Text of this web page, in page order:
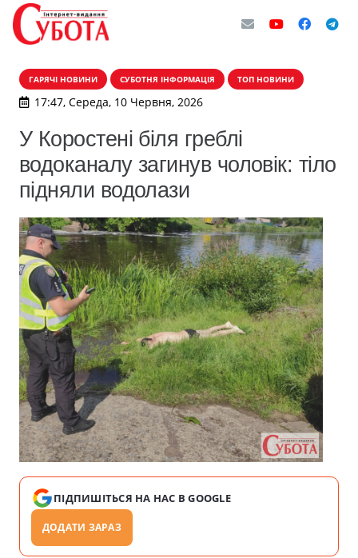
ГАРЯЧІ НОВИНИ СУБОТНЯ ІНФОРМАЦІЯ ТОП НОВИНИ
17:47, Середа, 10 Червня, 2026
У Коростені біля греблі
водоканалу загинув чоловік: тіло
підняли водолази
ПІДПИШІТЬСЯ НА НАС В GOOGLE
ДОДАТИ ЗАРАЗ